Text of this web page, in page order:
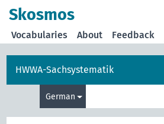
Skosmos
Vocabularies About Feedback
HWWA-Sachsystematik
German